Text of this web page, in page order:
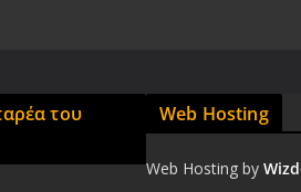
του
Web Hosting
Web Hosting by